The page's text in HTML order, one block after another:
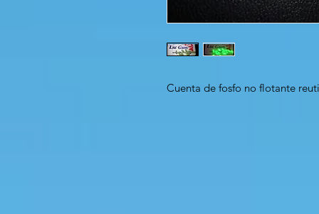
Cuenta de fosfo no flotante